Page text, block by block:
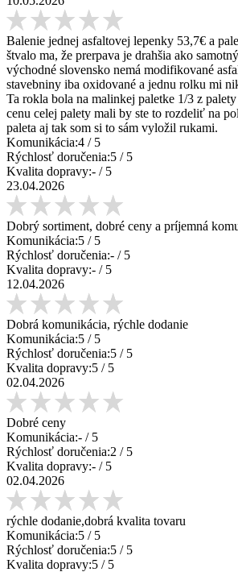
Balenie jednej asfaltovej lepenky 53,7€ a
štvalo ma, že prerpava je drahšia ako
východné slovensko nemá modifikované
stavebniny iba oxidované a jednu rolku mi
Ta rokla bola na malinkej paletke 1/3 z
cenu celej palety mali by ste to rozdeliť na
paleta aj tak som si to sám vyložil rukami.
Komunikácia:4 / 5
Rýchlosť doručenia:5 / 5
Kvalita dopravy:- / 5
23.04.2026
Dobrý sortiment, dobré ceny a príjemná
Komunikácia:5 / 5
Rýchlosť doručenia:- / 5
Kvalita dopravy:- / 5
12.04.2026
Dobrá komunikácia, rýchle dodanie
Komunikácia:5 / 5
Rýchlosť doručenia:5 / 5
Kvalita dopravy:5 / 5
02.04.2026
Dobré ceny
Komunikácia:- / 5
Rýchlosť doručenia:2 / 5
Kvalita dopravy:- / 5
02.04.2026
rýchle dodanie,dobrá kvalita tovaru
Komunikácia:5 / 5
Rýchlosť doručenia:5 / 5
Kvalita dopravy:5 / 5